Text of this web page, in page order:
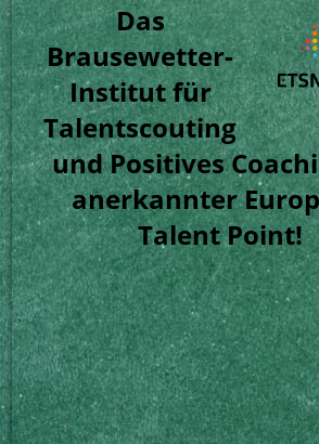
Das
Brausewetter-
Institut für
Talentscouting
und Positives
anerkannter
Talent Point!